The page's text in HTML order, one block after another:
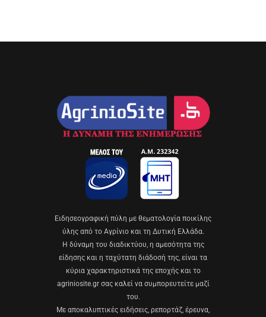
Eιδησεογραφική πύλη με θεματολογία ποικίλης
ύλης από το Αγρίνιο και τη Δυτική Ελλάδα.
Η δύναμη του διαδικτύου, η αμεσότητα της
είδησης και η ταχύτατη διάδοσή της, είναι τα
κύρια χαρακτηριστικά της εποχής και το
agriniosite.gr σας καλεί να συμπορευτείτε μαζί
του.
Με αποκαλυπτικές ειδήσεις, ρεπορτάζ, έρευνα,